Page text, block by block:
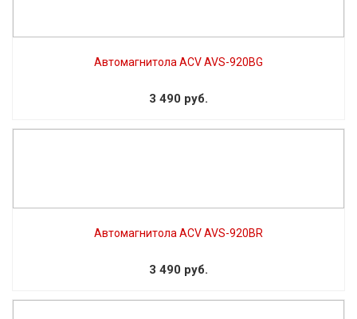
Автомагнитола ACV AVS-920BG
3 490 руб.
Автомагнитола ACV AVS-920BR
3 490 руб.